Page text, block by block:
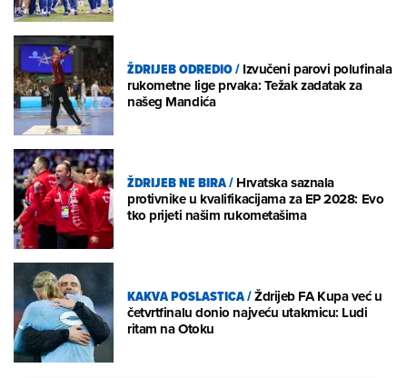
ŽDRIJEB ODREDIO/Izvučeni parovi polufinala
rukometne lige prvaka: Težak zadatak za
našeg Mandića
ŽDRIJEB NE BIRA/Hrvatska saznala
protivnike u kvalifikacijama za EP 2028: Evo
tko prijeti našim rukometašima
KAKVA POSLASTICA/Ždrijeb FA Kupa već u
četvrtfinalu donio najveću utakmicu: Ludi
ritam na Otoku